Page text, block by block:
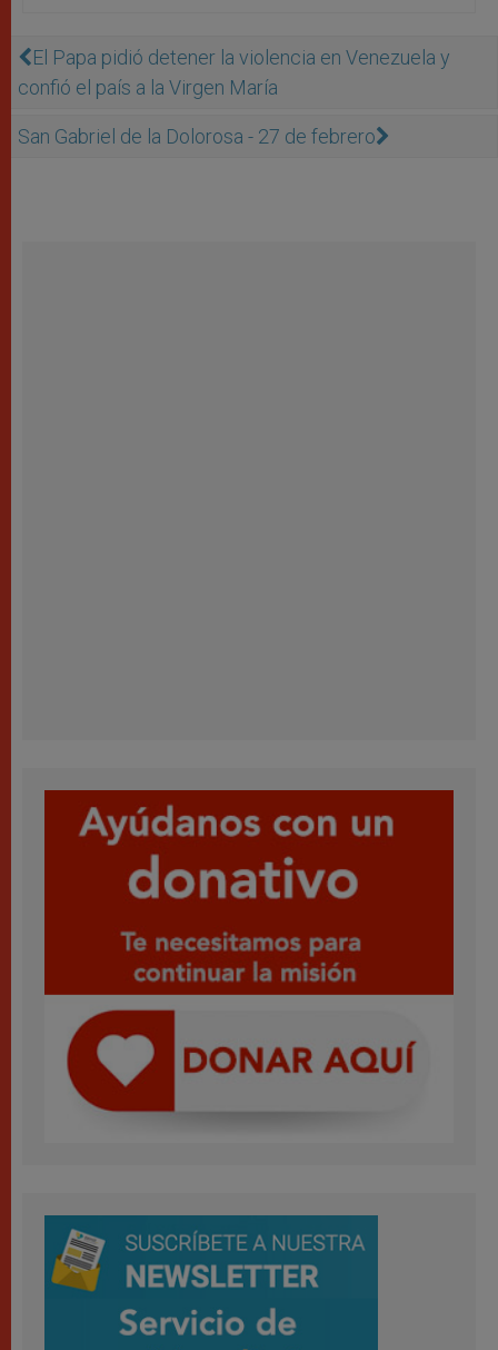
El Papa pidió detener la violencia en Venezuela y
confió el país a la Virgen María
San Gabriel de la Dolorosa - 27 de febrero